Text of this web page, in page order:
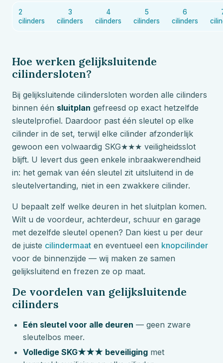
2
cilinders
3
cilinders
4
cilinders
5
cilinders
6
cilinders
Hoe werken gelijksluitende
cilindersloten?
Bij gelijksluitende cilindersloten worden alle cilinders
binnen één sluitplan gefreesd op exact hetzelfde
sleutelprofiel. Daardoor past één sleutel op elke
cilinder in de set, terwijl elke cilinder afzonderlijk
gewoon een volwaardig SKG★★★ veiligheidsslot
blijft. U levert dus geen enkele inbraakwerendheid
in: het gemak van één sleutel zit uitsluitend in de
sleutelvertanding, niet in een zwakkere cilinder.
U bepaalt zelf welke deuren in het sluitplan komen.
Wilt u de voordeur, achterdeur, schuur en garage
met dezelfde sleutel openen? Dan kiest u per deur
de juiste cilindermaat en eventueel een knopcilinder
voor de binnenzijde — wij maken ze samen
gelijksluitend en frezen ze op maat.
De voordelen van gelijksluitende
cilinders
Eén sleutel voor alle deuren — geen zware
sleutelbos meer.
Volledige SKG★★★ beveiliging met